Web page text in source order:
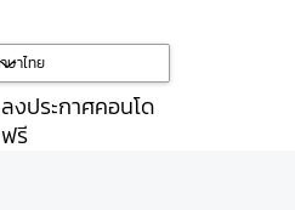
ลงประกาศคอนโด
ฟรี